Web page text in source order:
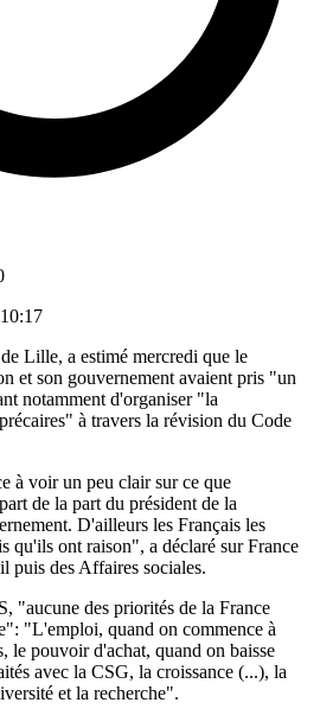
Lille, a estimé mercredi que le
et son gouvernement avaient pris "un
notamment d'organiser "la
à travers la révision du Code
à voir un peu clair sur ce que
de la part du président de la
D'ailleurs les Français les
qu'ils ont raison", a déclaré sur France
puis des Affaires sociales.
"aucune des priorités de la France
"L'emploi, quand on commence à
le pouvoir d'achat, quand on baisse
avec la CSG, la croissance (...), la
et la recherche".